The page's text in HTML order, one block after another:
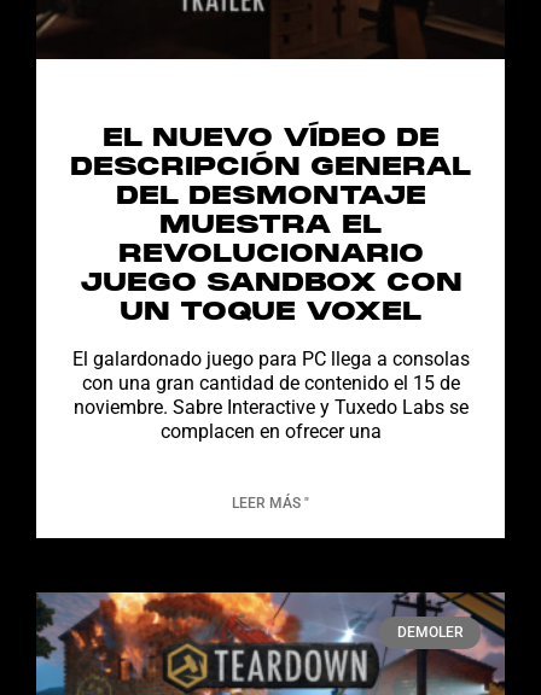
EL NUEVO VÍDEO DE
DESCRIPCIÓN GENERAL
DEL DESMONTAJE
MUESTRA EL
REVOLUCIONARIO
JUEGO SANDBOX CON
UN TOQUE VOXEL
El galardonado juego para PC llega a consolas
con una gran cantidad de contenido el 15 de
noviembre. Sabre Interactive y Tuxedo Labs se
complacen en ofrecer una
LEER MÁS "
DEMOLER